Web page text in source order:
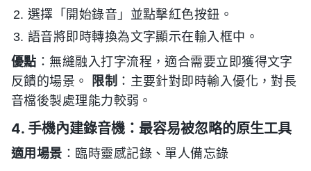
選擇「開始錄音」並點擊紅色按鈕。
語音將即時轉換為文字顯示在輸入框中。
優點 ：無縫融入打字流程，適合需要立即獲得文字
反饋的場景。
限制 ：主要針對即時輸入優化，對長
音檔後製處理能力較弱。
4. 手機內建錄音機：最容易被忽略的原生工具
適用場景 ：臨時靈感記錄、單人備忘錄